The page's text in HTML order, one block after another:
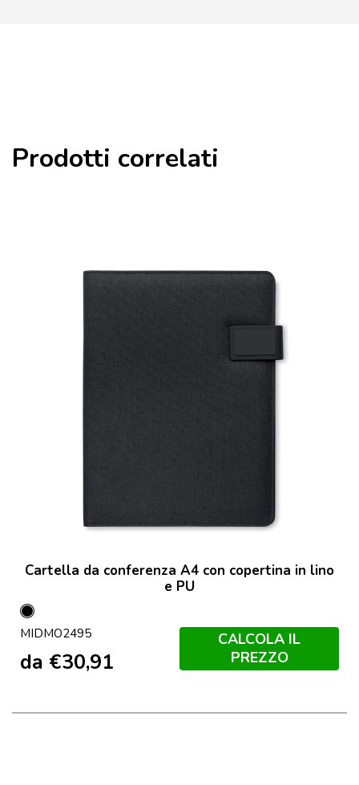
Prodotti correlati
Cartella da conferenza A4 con copertina in lino
e PU
Nero
MIDMO2495
da €30,91
CALCOLA IL
PREZZO